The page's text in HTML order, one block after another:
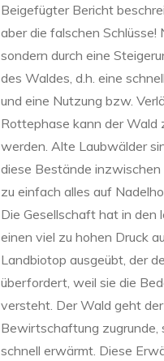
Beigefügter Bericht
aber die falschen
sondern durch eine
des Waldes, d.h. eine
und eine Nutzung bzw.
Rottephase kann der Wald
werden. Alte Laubwälder
diese Bestände
zu einfach alles auf
Die Gesellschaft hat in
einen viel zu hohen Druck
Landbiotop ausgeübt, der
überfordert, weil sie die
versteht. Der Wald geht
Bewirtschaftung zugrunde,
schnell erwärmt. Diese